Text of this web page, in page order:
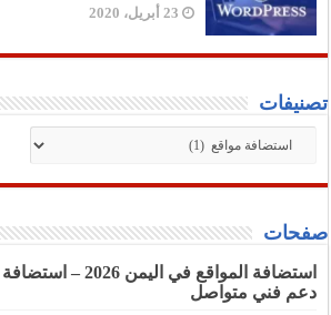
23 أبريل، 2020
تصنيفات
تصنيفات
صفحات
استضافة المواقع في
دعم فني متواصل